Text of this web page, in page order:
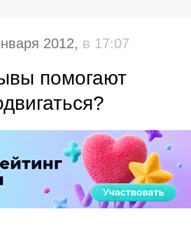
2012, в 17:07
помогают